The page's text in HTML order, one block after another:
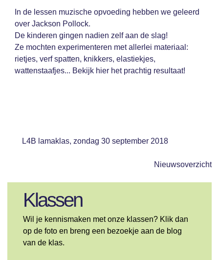
In de lessen muzische opvoeding hebben we geleerd
over Jackson Pollock.
De kinderen gingen nadien zelf aan de slag!
Ze mochten experimenteren met allerlei materiaal:
rietjes, verf spatten, knikkers, elastiekjes,
wattenstaafjes... Bekijk hier het prachtig resultaat!
L4B lamaklas, zondag 30 september 2018
Nieuwsoverzicht
Klassen
Wil je kennismaken met onze klassen? Klik dan
op de foto en breng een bezoekje aan de blog
van de klas.